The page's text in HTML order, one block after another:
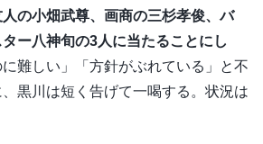
人の小畑武尊、画商の三杉孝俊、バ
ー八神旬の3人に当たることにし
難しい」「方針がぶれている」と不
黒川は短く告げて一喝する。状況は